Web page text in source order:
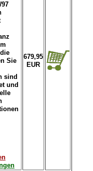
Sie
sind
und
679,95
EUR